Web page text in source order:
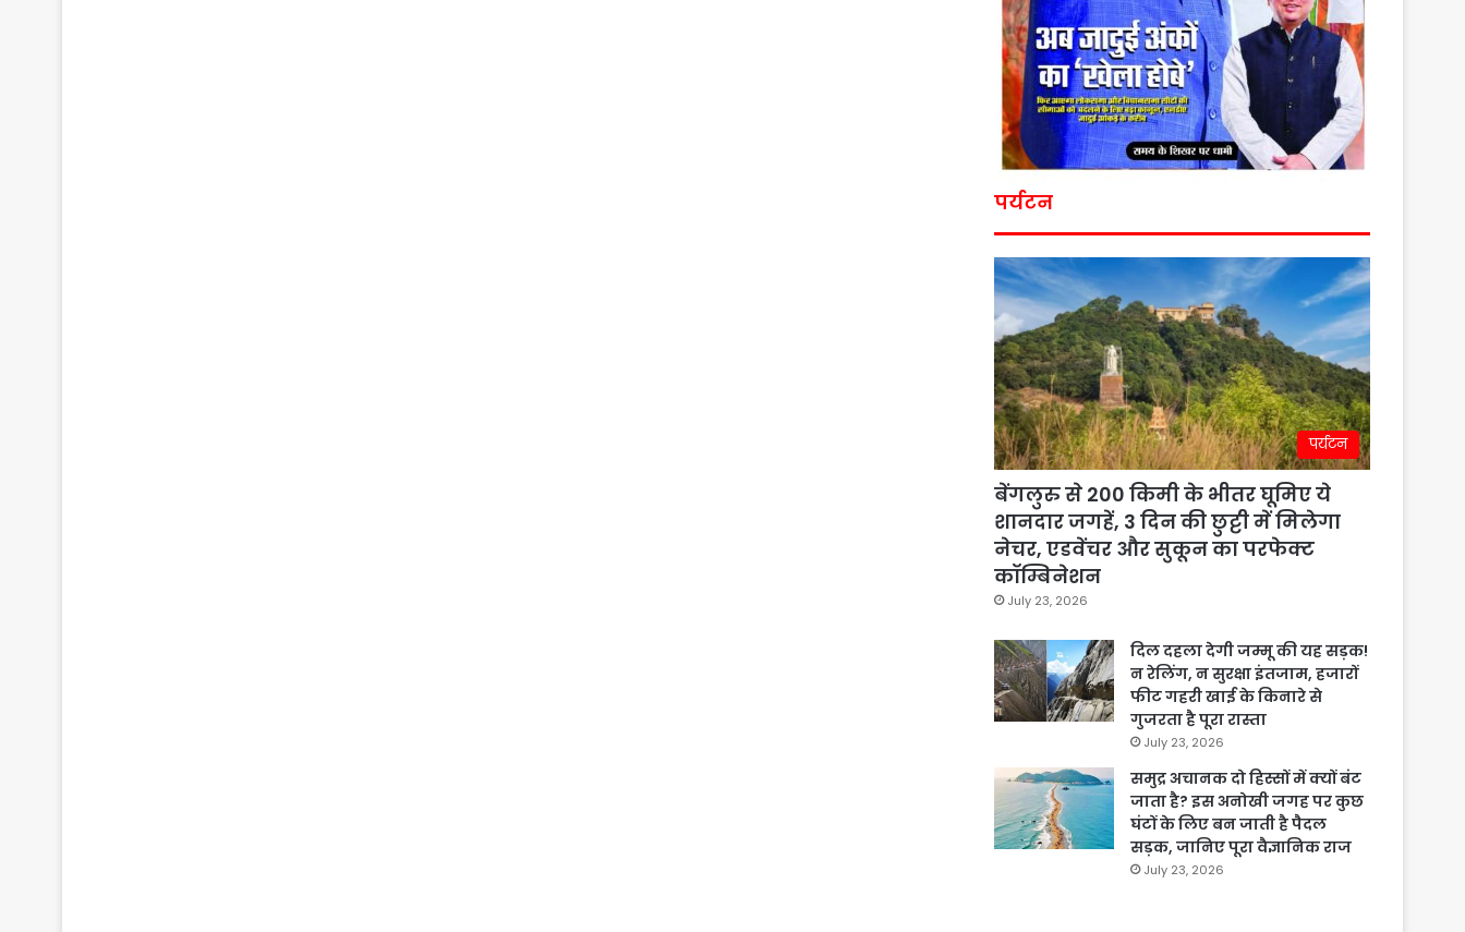
पर्यटन
पर्यटन
बेंगलुरु से 200 किमी के भीतर घूमिए ये
शानदार जगहें, 3 दिन की छुट्टी में मिलेगा
नेचर, एडवेंचर और सुकून का परफेक्ट
कॉम्बिनेशन
July 23, 2026
दिल दहला देगी जम्मू की यह सड़क!
न रेलिंग, न सुरक्षा इंतजाम, हजारों
फीट गहरी खाई के किनारे से
गुजरता है पूरा रास्ता
July 23, 2026
समुद्र अचानक दो हिस्सों में क्यों बंट
जाता है? इस अनोखी जगह पर कुछ
घंटों के लिए बन जाती है पैदल
सड़क, जानिए पूरा वैज्ञानिक राज
July 23, 2026